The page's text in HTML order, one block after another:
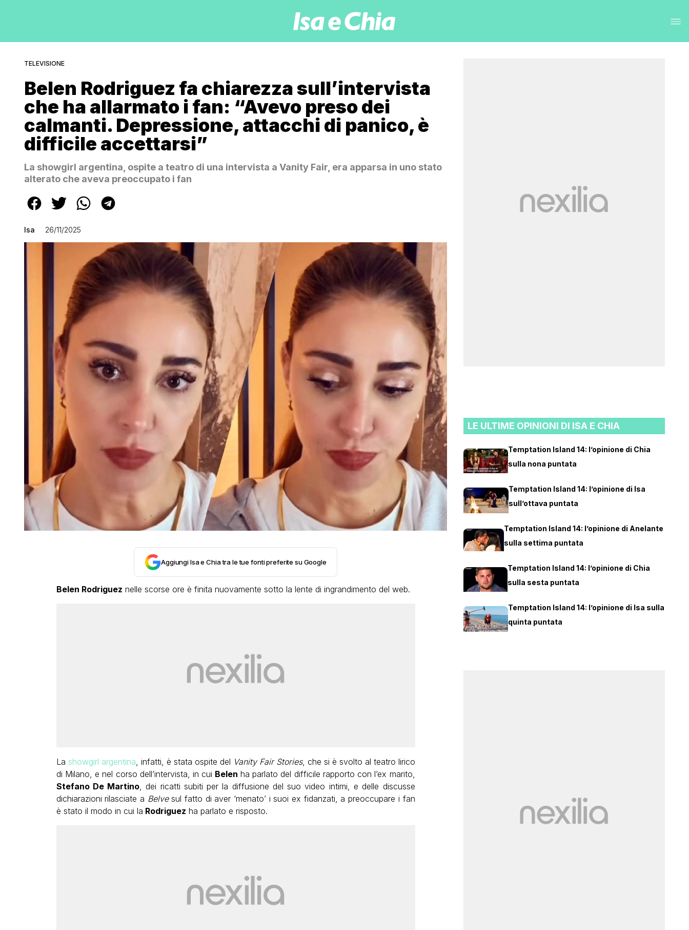
TELEVISIONE
Belen Rodriguez fa chiarezza sull’intervista
che ha allarmato i fan: “Avevo preso dei
calmanti. Depressione, attacchi di panico, è
difficile accettarsi”
La showgirl argentina, ospite a teatro di una intervista a Vanity Fair, era apparsa in uno stato
alterato che aveva preoccupato i fan
Isa 26/11/2025
Aggiungi Isa e Chia tra le tue fonti preferite su Google
Belen Rodriguez nelle scorse ore è finita nuovamente sotto la lente di ingrandimento del web.
La showgirl argentina, infatti, è stata ospite del Vanity Fair Stories, che si è svolto al teatro lirico
di Milano, e nel corso dell’intervista, in cui Belen ha parlato del difficile rapporto con l’ex marito,
Stefano De Martino, dei ricatti subiti per la diffusione del suo video intimi, e delle discusse
dichiarazioni rilasciate a Belvesul fatto di aver ‘menato’ i suoi ex fidanzati, a preoccupare i fan
è stato il modo in cui la Rodriguez ha parlato e risposto.
LE ULTIME OPINIONI DI ISA E CHIA
Temptation Island 14: l’opinione di Chia
sulla nona puntata
Temptation Island 14: l’opinione di Isa
sull’ottava puntata
Temptation Island 14: l’opinione di Anelante
sulla settima puntata
Temptation Island 14: l’opinione di Chia
sulla sesta puntata
Temptation Island 14: l’opinione di Isa sulla
quinta puntata